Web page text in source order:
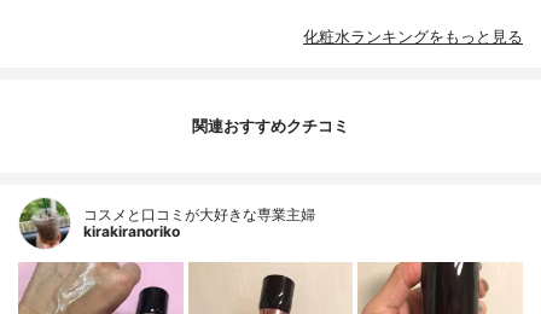
化粧水ランキングをもっと見る
関連おすすめクチコミ
コスメと口コミが大好きな専業主婦
kirakiranoriko